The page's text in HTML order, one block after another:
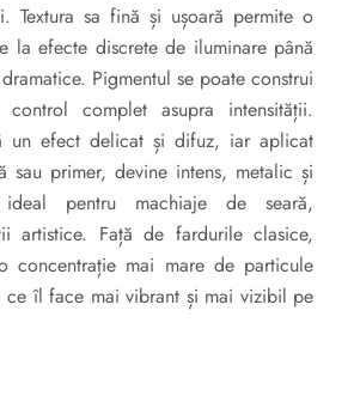
Textura sa fină și ușoară permite o
la efecte discrete de iluminare până
Pigmentul se poate construi
complet asupra intensității.
un efect delicat și difuz, iar aplicat
sau primer, devine intens, metalic și
ideal pentru machiaje de seară,
artistice. Față de fardurile clasice,
concentrație mai mare de particule
ce îl face mai vibrant și mai vizibil pe